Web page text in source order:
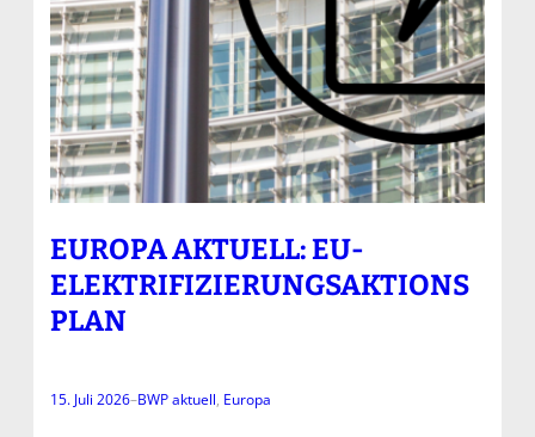
EUROPA AKTUELL: EU-
ELEKTRIFIZIERUNGSAKTIONS
PLAN
15. Juli 2026–BWP aktuell, Europa